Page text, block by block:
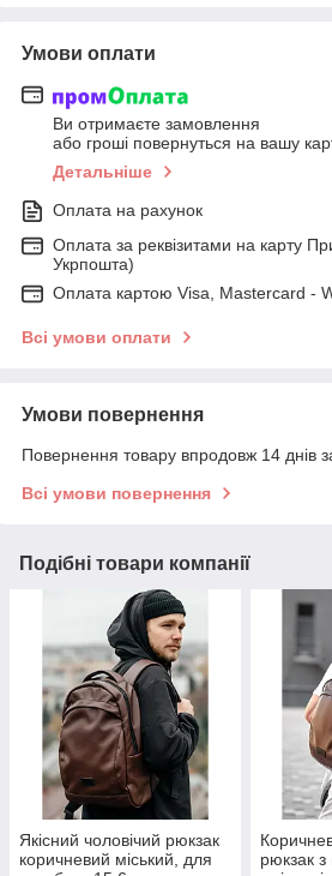
Умови оплати
Ви отримаєте замовлення
або гроші повернуться на вашу
Детальніше
Оплата на рахунок
Оплата за реквізитами на карту
Укрпошта)
Оплата картою Visa, Mastercard -
Всі умови оплати
Умови повернення
Повернення товару впродовж 14 днів
Всі умови повернення
Подібні товари компанії
Якісний чоловічий рюкзак
коричневий міський, для
рюкзак з